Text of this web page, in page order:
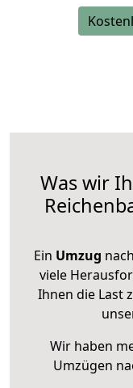
Was wir
Ein Umzug
viele
Ihnen die Last
Wir haben
Umzügen